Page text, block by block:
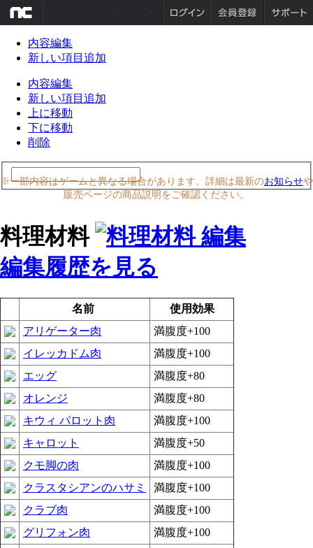
内容編集
新しい項目追加
内容編集
新しい項目追加
上に移動
下に移動
削除
※一部内容はゲームと異なる場合があります。詳細は最新のお知らせや
販売ページの商品説明をご確認ください。
料理材料
編集履歴を見る
名前
使用効果
アリゲーター肉
満腹度+100
イレッカドム肉
満腹度+100
エッグ
満腹度+80
オレンジ
満腹度+80
キウィ パロット肉
満腹度+100
キャロット
満腹度+50
クモ脚の肉
満腹度+100
クラスタシアンのハサミ
満腹度+100
クラブ肉
満腹度+100
グリフォン肉
満腹度+100